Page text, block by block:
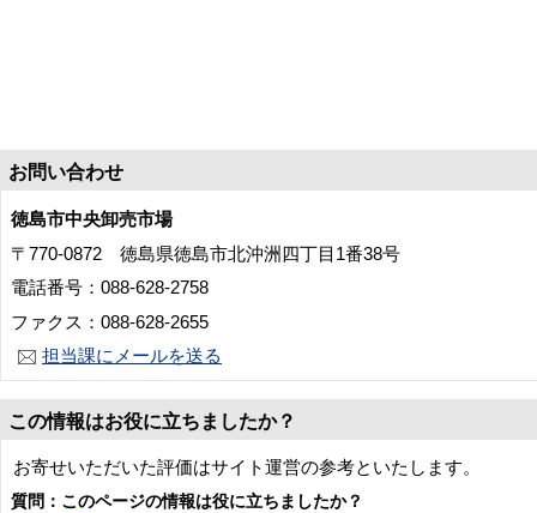
お問い合わせ
徳島市中央卸売市場
〒770-0872 徳島県徳島市北沖洲四丁目1番38号
電話番号：088-628-2758
ファクス：088-628-2655
担当課にメールを送る
この情報はお役に立ちましたか？
お寄せいただいた評価はサイト運営の参考といたします。
質問：このページの情報は役に立ちましたか？